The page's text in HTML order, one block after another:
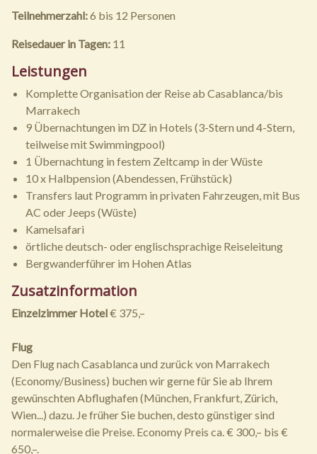
Teilnehmerzahl:6 bis 12 Personen
Reisedauer in Tagen: 11
Leistungen
Komplette Organisation der Reise ab Casablanca/bis
Marrakech
9 Übernachtungen im DZ in Hotels (3-Stern und 4-Stern,
teilweise mit Swimmingpool)
1 Übernachtung in festem Zeltcamp in der Wüste
10 x Halbpension (Abendessen, Frühstück)
Transfers laut Programm in privaten Fahrzeugen, mit Bus
AC oder Jeeps (Wüste)
Kamelsafari
örtliche deutsch- oder englischsprachige Reiseleitung
Bergwanderführer im Hohen Atlas
Zusatzinformation
Einzelzimmer Hotel€ 375,–
Flug
Den Flug nach Casablanca und zurück von Marrakech
(Economy/Business) buchen wir gerne für Sie ab Ihrem
gewünschten Abflughafen (München, Frankfurt, Zürich,
Wien...) dazu. Je früher Sie buchen, desto günstiger sind
normalerweise die Preise. Economy Preis ca. € 300,– bis €
650,–.